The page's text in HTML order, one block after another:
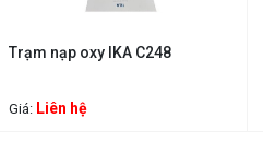
Trạm nạp oxy IKA C248
Giá: Liên hệ